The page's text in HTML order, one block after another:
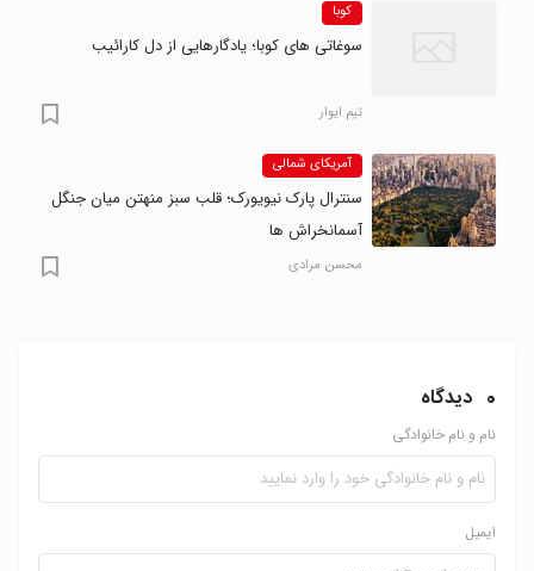
کوبا
سوغاتی های کوبا؛ یادگارهایی از دل کارائیب
تیم ایوار
آمریکای شمالی
سنترال پارک نیویورک؛ قلب سبز منهتن میان جنگل
آسمانخراش ها
محسن مرادی
0 دیدگاه
نام و نام خانوادگی
ایمیل